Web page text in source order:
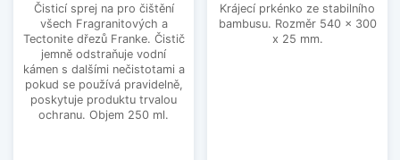
Čisticí sprej na pro čištění
všech Fragranitových a
Tectonite dřezů Franke. Čistič
jemně odstraňuje vodní
kámen s dalšími nečistotami a
pokud se používá pravidelně,
poskytuje produktu trvalou
ochranu. Objem 250 ml.
Krájecí prkénko ze stabilního
bambusu. Rozměr 540 x 300
x 25 mm.